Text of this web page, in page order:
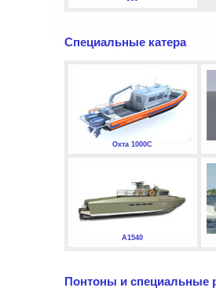
Специальные катера
Охта 1000С
А1540
Понтоны и специальные